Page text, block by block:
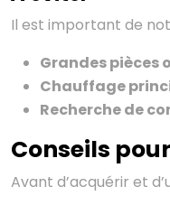
Il est important de
Grandes pièces
Chauffage
Recherche de
Conseils
Avant d’acquérir et